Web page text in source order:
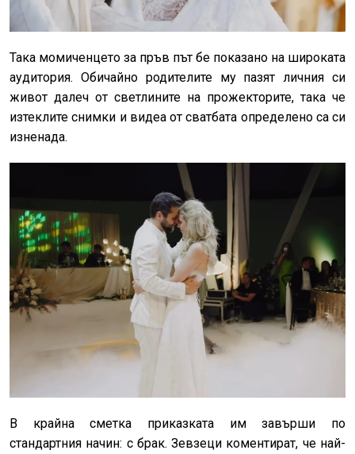
Така момиченцето за пръв път бе показано на широката
аудитория. Обичайно родителите му пазят личния си
живот далеч от светлините на прожекторите, така че
изтеклите снимки и видеа от сватбата определено са си
изненада.
В крайна сметка приказката им завърши по
стандартния начин: с брак. Зевзеци коментират, че най-